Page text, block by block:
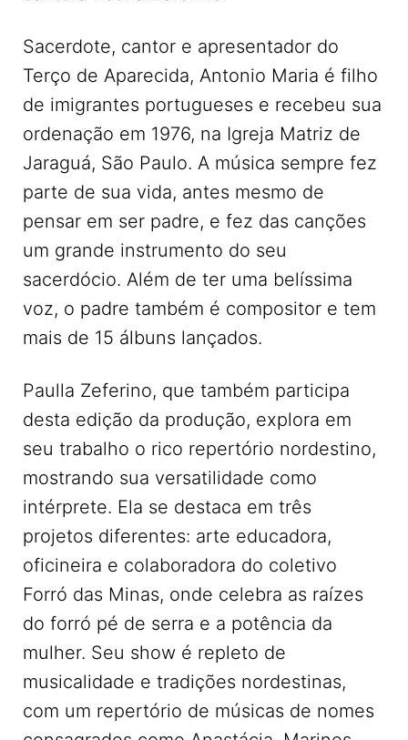
Sacerdote, cantor e apresentador do
Terço de Aparecida, Antonio Maria é filho
de imigrantes portugueses e recebeu sua
ordenação em 1976, na Igreja Matriz de
Jaraguá, São Paulo. A música sempre fez
parte de sua vida, antes mesmo de
pensar em ser padre, e fez das canções
um grande instrumento do seu
sacerdócio. Além de ter uma belíssima
voz, o padre também é compositor e tem
mais de 15 álbuns lançados.
Paulla Zeferino, que também participa
desta edição da produção, explora em
seu trabalho o rico repertório nordestino,
mostrando sua versatilidade como
intérprete. Ela se destaca em três
projetos diferentes: arte educadora,
oficineira e colaboradora do coletivo
Forró das Minas, onde celebra as raízes
do forró pé de serra e a potência da
mulher. Seu show é repleto de
musicalidade e tradições nordestinas,
com um repertório de músicas de nomes